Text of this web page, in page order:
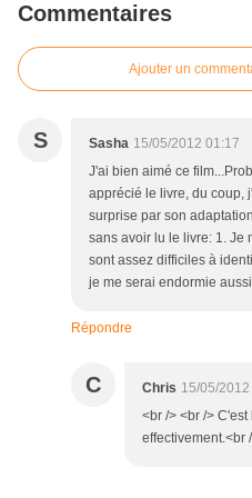
Commentaires
Ajouter un
S Sasha 15/05/2012 01:17
J'ai bien aimé ce
apprécié le livre, du coup,
surprise par son
sans avoir lu le livre: 1. Je
sont assez difficiles à
je me serai endormie
Répondre
C Chris 15/05/
<br /> <br />
effectivement.<br